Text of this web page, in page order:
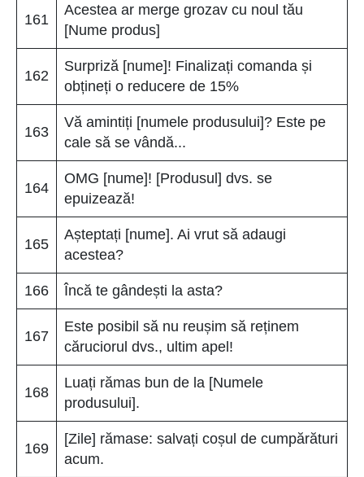
161
Acestea ar merge grozav cu noul tău
[Nume produs]
162
Surpriză [nume]! Finalizați comanda și
obțineți o reducere de 15%
163
Vă amintiți [numele produsului]? Este pe
cale să se vândă...
164
OMG [nume]! [Produsul] dvs. se
epuizează!
165
Așteptați [nume]. Ai vrut să adaugi
acestea?
166 Încă te gândești la asta?
167
Este posibil să nu reușim să reținem
căruciorul dvs., ultim apel!
168
Luați rămas bun de la [Numele
produsului].
169
[Zile] rămase: salvați coșul de cumpărături
acum.